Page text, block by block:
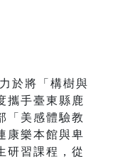
將「構樹與
攜手臺東縣鹿
「美感體驗教
康樂本館與卑
研習課程，從